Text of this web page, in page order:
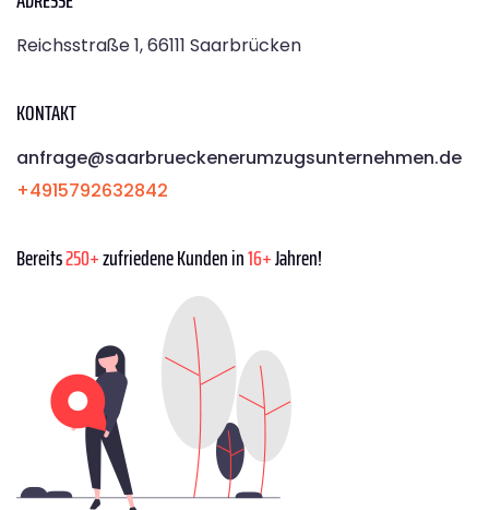
Reichsstraße 1, 66111 Saarbrücken
KONTAKT
anfrage@saarbrueckenerumzugsunternehmen.de
+4915792632842
Bereits250+zufriedene Kunden in16+Jahren!